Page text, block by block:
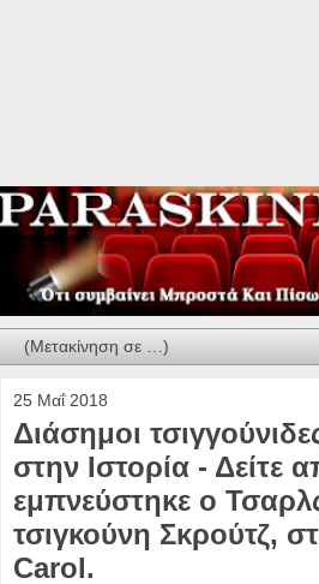
25 Μαΐ 2018
Διάσημοι
στην Ιστορία - Δείτε
εμπνεύστηκε ο
τσιγκούνη Σκρούτζ,
Carol.